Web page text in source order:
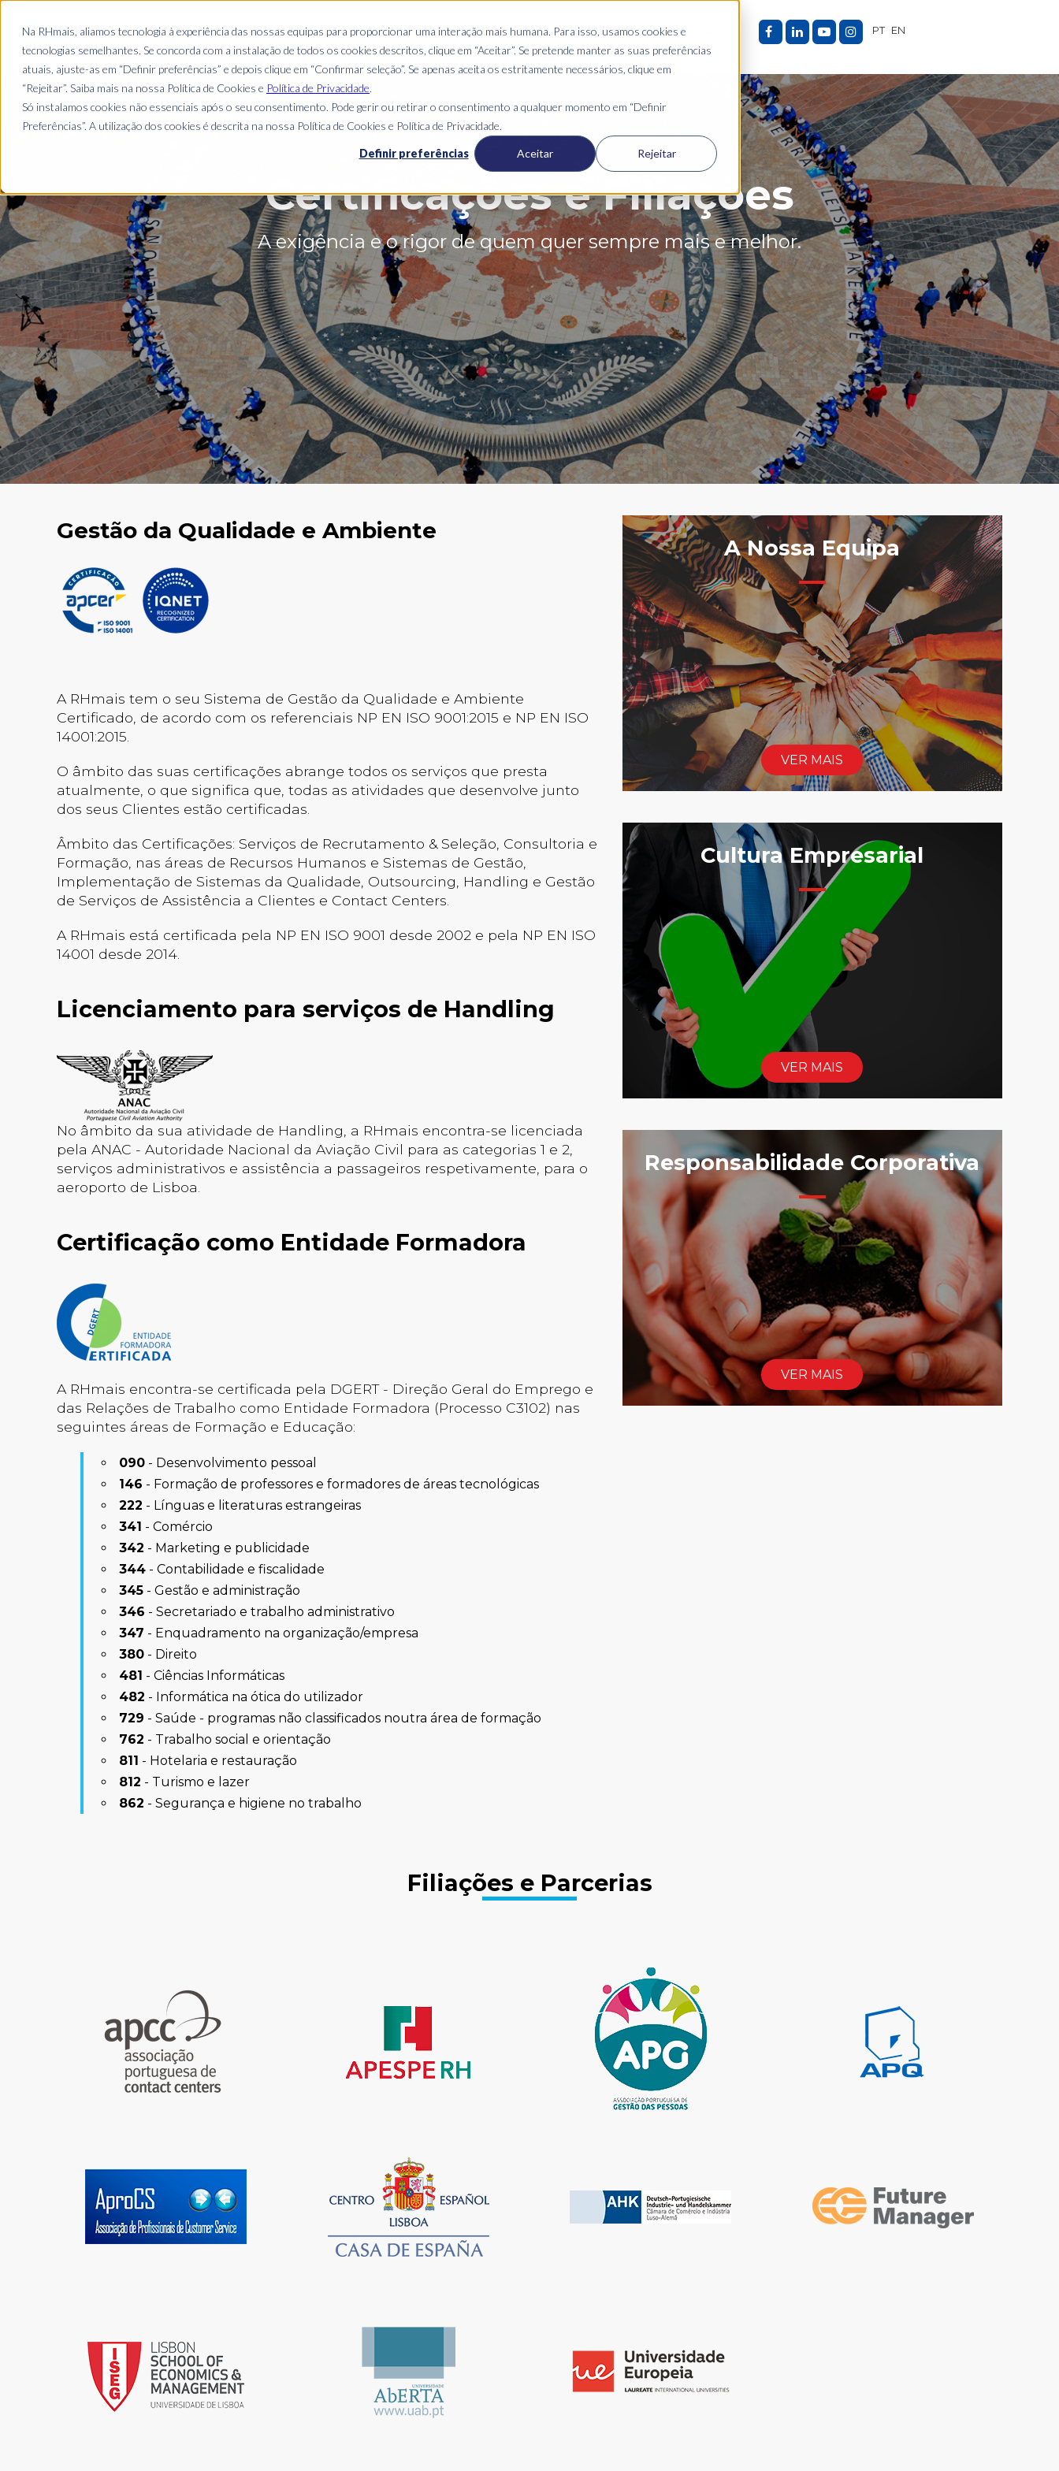
Na RHmais, aliamos tecnologia à experiência das nossas equipas para proporcionar uma interação mais humana. Para isso, usamos cookies e
tecnologias semelhantes. Se concorda com a instalação de todos os cookies descritos, clique em “Aceitar”. Se pretende manter as suas preferências
atuais, ajuste-as em “Definir preferências” e depois clique em “Confirmar seleção”. Se apenas aceita os estritamente necessários, clique em
“Rejeitar”. Saiba mais na nossa Política de Cookies e Política de Privacidade.
Só instalamos cookies não essenciais após o seu consentimento. Pode gerir ou retirar o consentimento a qualquer momento em “Definir
Preferências”. A utilização dos cookies é descrita na nossa Política de Cookies e Política de Privacidade.
Definir preferências Aceitar Rejeitar
CANDIDATOS EMPREGO QUEM SOMOS ONDE ESTAMOS GUIA DO CANDIDATO PT EN
Certificações e Filiações
A exigência e o rigor de quem quer sempre mais e melhor.
Gestão da Qualidade e Ambiente
A RHmais tem o seu Sistema de Gestão da Qualidade e Ambiente
Certificado, de acordo com os referenciais NP EN ISO 9001:2015 e NP EN ISO
14001:2015.
O âmbito das suas certificações abrange todos os serviços que presta
atualmente, o que significa que, todas as atividades que desenvolve junto
dos seus Clientes estão certificadas.
Âmbito das Certificações: Serviços de Recrutamento & Seleção, Consultoria e
Formação, nas áreas de Recursos Humanos e Sistemas de Gestão,
Implementação de Sistemas da Qualidade, Outsourcing, Handling e Gestão
de Serviços de Assistência a Clientes e Contact Centers.
A RHmais está certificada pela NP EN ISO 9001 desde 2002 e pela NP EN ISO
14001 desde 2014.
Licenciamento para serviços de Handling
No âmbito da sua atividade de Handling, a RHmais encontra-se licenciada
pela ANAC - Autoridade Nacional da Aviação Civil para as categorias 1 e 2,
serviços administrativos e assistência a passageiros respetivamente, para o
aeroporto de Lisboa.
Certificação como Entidade Formadora
A RHmais encontra-se certificada pela DGERT - Direção Geral do Emprego e
das Relações de Trabalho como Entidade Formadora (Processo C3102) nas
seguintes áreas de Formação e Educação:
090 - Desenvolvimento pessoal
146 - Formação de professores e formadores de áreas tecnológicas
222 - Línguas e literaturas estrangeiras
341 - Comércio
342 - Marketing e publicidade
344 - Contabilidade e fiscalidade
345 - Gestão e administração
346 - Secretariado e trabalho administrativo
347 - Enquadramento na organização/empresa
380 - Direito
481 - Ciências Informáticas
482 - Informática na ótica do utilizador
729 - Saúde - programas não classificados noutra área de formação
762 - Trabalho social e orientação
811 - Hotelaria e restauração
812 - Turismo e lazer
862 - Segurança e higiene no trabalho
A Nossa Equipa
VER MAIS
Cultura Empresarial
VER MAIS
Responsabilidade Corporativa
VER MAIS
Filiações e Parcerias